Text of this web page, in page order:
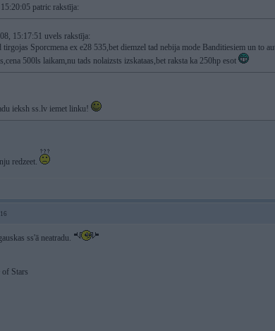
patric rakstīja:
15:17:51 uvels rakstīja:
tirgojas Sporcmena ex e28 535,bet diemzel tad nebija mode Banditiesiem un to
500ls laikam,nu tads nolaizsts izskataas,bet raksta ka 250hp esot
ieksh ss.lv iemet linku!
redzeet.
ss'ā neatradu.
Stars